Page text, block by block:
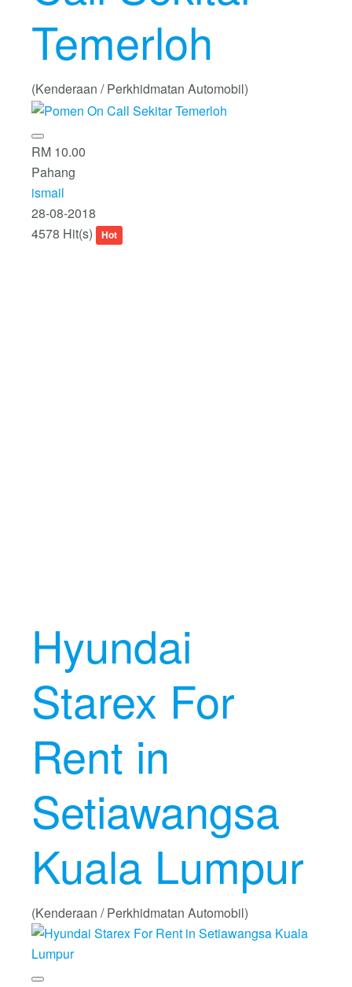
Temerloh
(Kenderaan / Perkhidmatan Automobil)
RM 10.00
Pahang
ismail
28-08-2018
4578 Hit(s)
Hot
Hyundai
Starex For
Rent in
Setiawangsa
Kuala Lumpur
(Kenderaan / Perkhidmatan Automobil)